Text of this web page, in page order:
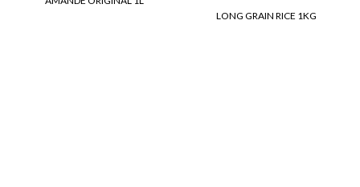
LONG GRAIN RICE 1KG